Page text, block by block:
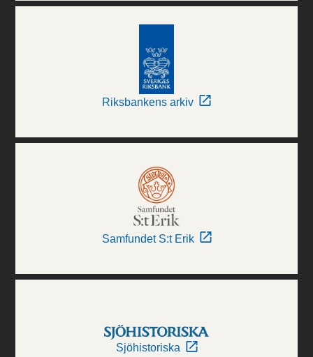
Riksbankens arkiv
Samfundet S:t Erik
Sjöhistoriska